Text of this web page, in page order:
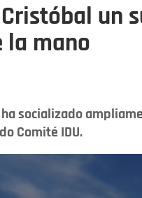
un
mano
socializado
Comité IDU.